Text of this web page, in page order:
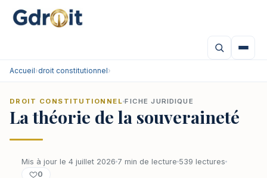
Accueil›droit constitutionnel›
DROIT CONSTITUTIONNEL FICHE JURIDIQUE
La théorie de la souveraineté
Mis à jour le 4 juillet 2026 7 min de lecture 539 lectures
0